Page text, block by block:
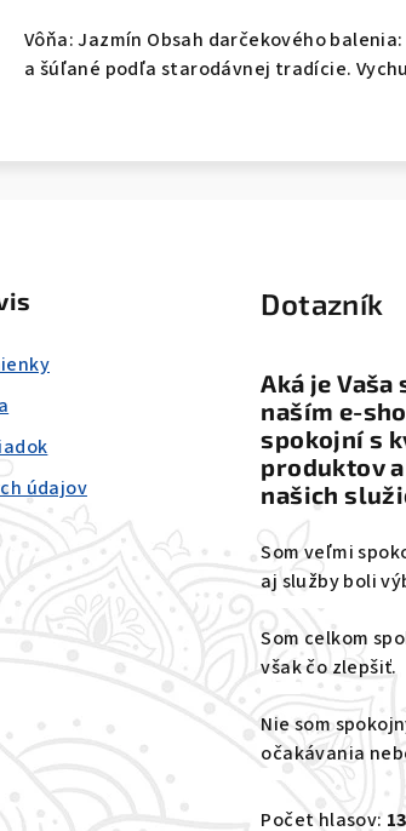
Vôňa: Jazmín Obsah darčekového
a šúľané podľa starodávnej tradície.
údajov
Dotazník
Aká je Vaša
naším e-
spokojní s
produktov
našich
Som veľmi
aj služby boli
Som celkom
však čo zlepšiť.
Nie som
očakávania
Počet hlasov: 13